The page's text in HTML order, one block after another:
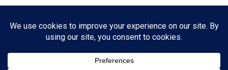
IMPRESSUM